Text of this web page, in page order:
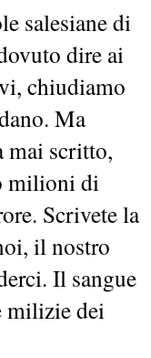
salesiane di
dire ai
chiudiamo
Ma
mai scritto,
milioni di
Scrivete la
il nostro
Il sangue
milizie dei